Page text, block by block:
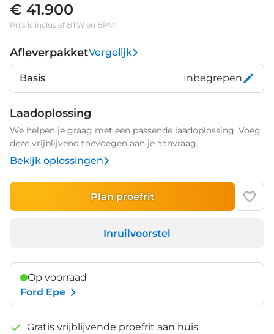
€ 41.900
Prijs is inclusief BTW en BPM.
AfleverpakketVergelijk
Basis Inbegrepen
Laadoplossing
We helpen je graag met een passende laadoplossing. Voeg
deze vrijblijvend toevoegen aan je aanvraag.
Bekijk oplossingen
Plan proefrit
Inruilvoorstel
Op voorraad
Ford Epe
Gratis vrijblijvende proefrit aan huis